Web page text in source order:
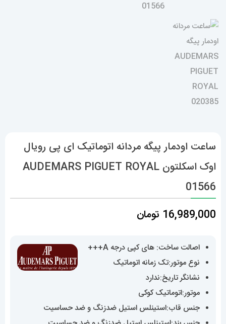
ساعت اودمار پیگه مردانه اتوماتیک ای پی رویال
اوک اسکلتون AUDEMARS PIGUET ROYAL
01566
16,989,000 تومان
اصالت ساخت: های کپی درجه A+++
نوع موتور:تک زمانه اتوماتیک
نشانگر تاریخ:ندارد
موتور:اتوماتیک کوکی
جنس قاب:استینلس استیل ضدزنگ و ضد حساسیت